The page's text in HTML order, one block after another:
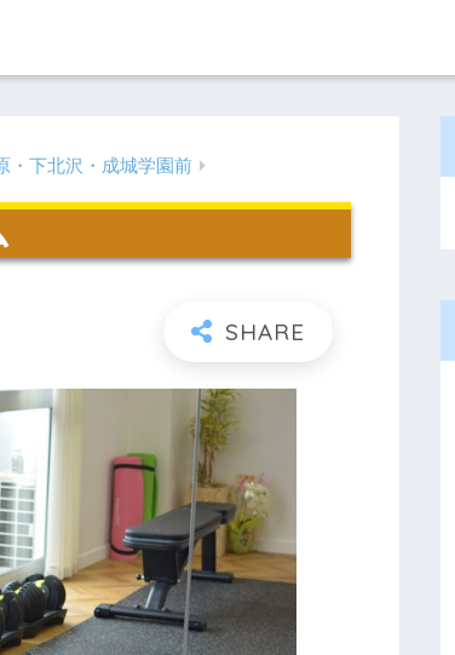
・下北沢・成城学園前